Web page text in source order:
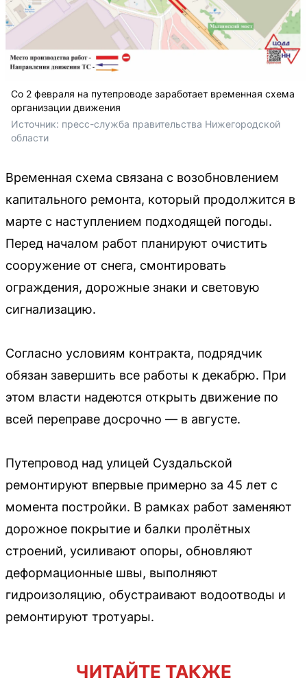
Со 2 февраля на путепроводе заработает временная схема
организации движения
Источник: пресс-служба правительства Нижегородской
области
Временная схема связана с возобновлением
капитального ремонта, который продолжится в
марте с наступлением подходящей погоды.
Перед началом работ планируют очистить
сооружение от снега, смонтировать
ограждения, дорожные знаки и световую
сигнализацию.
Согласно условиям контракта, подрядчик
обязан завершить все работы к декабрю. При
этом власти надеются открыть движение по
всей переправе досрочно — в августе.
Путепровод над улицей Суздальской
ремонтируют впервые примерно за 45 лет с
момента постройки. В рамках работ заменяют
дорожное покрытие и балки пролётных
строений, усиливают опоры, обновляют
деформационные швы, выполняют
гидроизоляцию, обустраивают водоотводы и
ремонтируют тротуары.
ЧИТАЙТЕ ТАКЖЕ